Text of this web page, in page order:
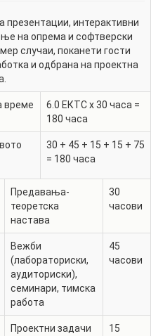
интерактивни
на опрема и софтверски
случаи, поканети гости
и одбрана на проектна
време 6.0 ЕКТС x 30 часа =
180 часа
30 + 45 + 15 + 15 + 75
= 180 часа
Предавања-
теоретска
настава
30
часови
Вежби
(лабораториски,
аудиториски),
семинари, тимска
работа
45
часови
Проектни задачи
15